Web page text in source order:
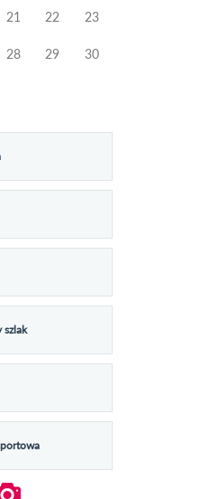
21 22 23
28 29 30
szlak